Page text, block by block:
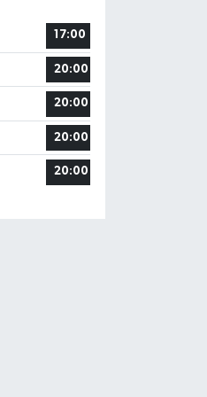
17:00
20:00
20:00
20:00
20:00